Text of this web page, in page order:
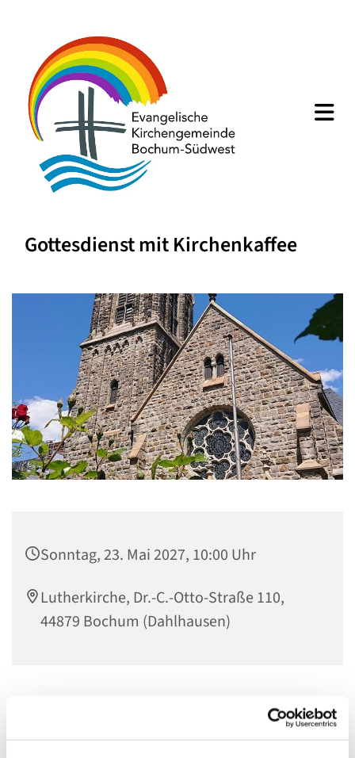
Gottesdienst mit Kirchenkaffee
Sonntag, 23. Mai 2027, 10:00 Uhr
Lutherkirche, Dr.-C.-Otto-Straße 110,
44879 Bochum (Dahlhausen)